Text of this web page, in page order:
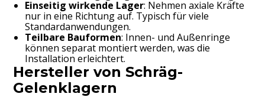
Einseitig wirkende Lager: Nehmen axiale Kräfte
nur in eine Richtung auf. Typisch für viele
Standardanwendungen.
Teilbare Bauformen: Innen- und Außenringe
können separat montiert werden, was die
Installation erleichtert.
Hersteller von Schräg-
Gelenklagern